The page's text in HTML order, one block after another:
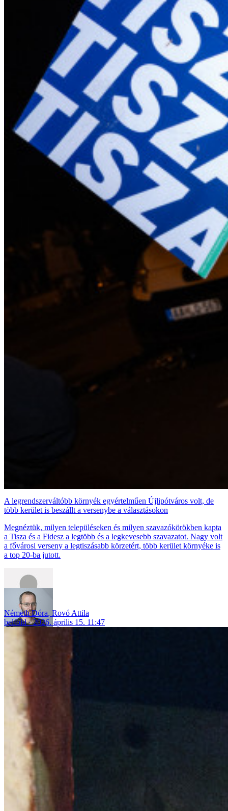
A legrendszerváltóbb környék egyértelműen Újlipótváros volt, de
több kerület is beszállt a versenybe a választásokon
Megnéztük, milyen településeken és milyen szavazókörökben kapta
a Tisza és a Fidesz a legtöbb és a legkevesebb szavazatot. Nagy volt
a fővárosi verseny a legtiszásabb körzetért, több kerület környéke is
a top 20-ba jutott.
Németh Dóra, Rovó Attila
belföld
2026. április 15. 11:47